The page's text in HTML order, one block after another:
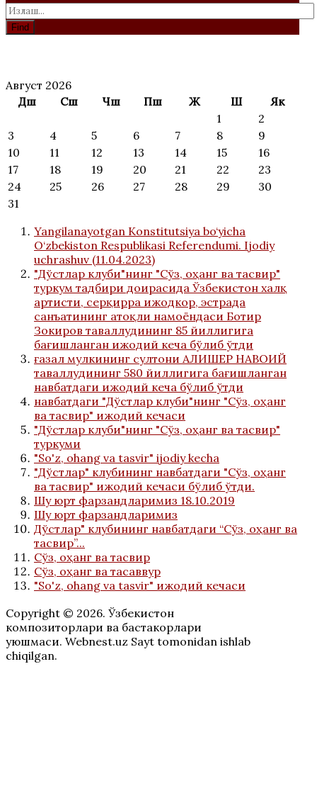
Find
Август 2026
Дш
Сш Чш Пш Ж Ш
Як
1
2
3
4 5 6 7 8
9
10
11 12 13 14 15
16
17
18 19 20 21 22
23
24
25 26 27 28 29
30
31
Yangilanayotgan Konstitutsiya bo‘yicha
O‘zbekiston Respublikasi Referendumi. Ijodiy
uchrashuv (11.04.2023)
"Дўстлар клуби"нинг "Сўз, оҳанг ва тасвир"
туркум тадбири доирасида Ўзбекистон халқ
артисти, серқирра ижодкор, эстрада
санъатининг атоқли намоёндаси Ботир
Зокиров таваллудининг 85 йиллигига
бағишланган ижодий кеча бўлиб ўтди
ғазал мулкининг султони АЛИШЕР НАВОИЙ
таваллудининг 580 йиллигига бағишланган
навбатдаги ижодий кеча бўлиб ўтди
навбатдаги "Дўстлар клуби"нинг "Сўз, оҳанг
ва тасвир" ижодий кечаси
"Дўстлар клуби"нинг "Сўз, оҳанг ва тасвир"
туркуми
"So'z, ohang va tasvir" ijodiy kecha
"Дўстлар" клубининг навбатдаги "Сўз, оҳанг
ва тасвир" ижодий кечаси бўлиб ўтди.
Шу юрт фарзандларимиз 18.10.2019
Шу юрт фарзандларимиз
Дўстлар" клубининг навбатдаги “Сўз, оҳанг ва
тасвир”...
Сўз, оҳанг ва тасвир
Сўз, оҳанг ва тасаввур
"So'z, ohang va tasvir" ижодий кечаси
Copyright © 2026. Ўзбекистон
композиторлари ва бастакорлари
уюшмаси. Webnest.uz Sayt tomonidan ishlab
chiqilgan.